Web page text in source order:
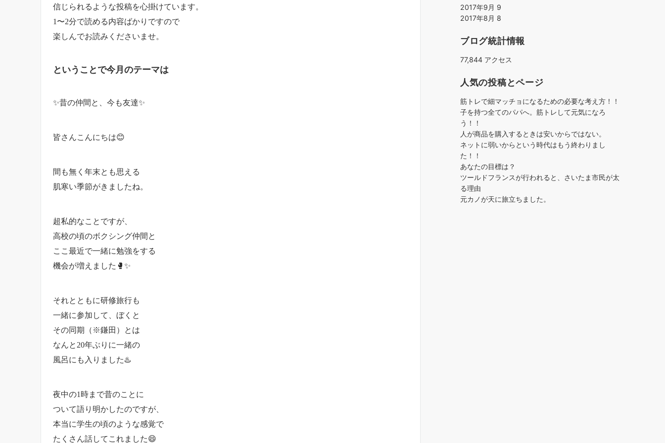
信じられるような投稿を心掛けています。
1〜2分で読める内容ばかりですので
楽しんでお読みくださいませ。
ということで今月のテーマは
✨昔の仲間と、今も友達✨
皆さんこんにちは😊
間も無く年末とも思える
肌寒い季節がきましたね。
超私的なことですが、
高校の頃のボクシング仲間と
ここ最近で一緒に勉強をする
機会が増えました🥊✨
それとともに研修旅行も
一緒に参加して、ぼくと
その同期（※鎌田）とは
なんと20年ぶりに一緒の
風呂にも入りました♨️
夜中の1時まで昔のことに
ついて語り明かしたのですが、
本当に学生の頃のような感覚で
たくさん話してこれました😄
2017年9月 9
2017年8月 8
ブログ統計情報
77,844 アクセス
人気の投稿とページ
筋トレで細マッチョになるための必要な考え方！！
子を持つ全てのパパへ。筋トレして元気になろ
う！！
人が商品を購入するときは安いからではない。
ネットに弱いからという時代はもう終わりまし
た！！
あなたの目標は？
ツールドフランスが行われると、さいたま市民が太
る理由
元カノが天に旅立ちました。